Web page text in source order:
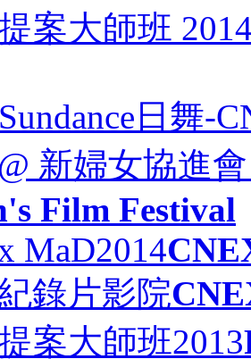
案大師班
日舞-
新婦女協進
Film Festival
MaD2014
錄片影院
案大師班2013